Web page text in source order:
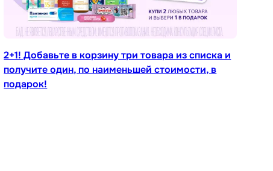
2+1! Добавьте в корзину три товара из списка и
получите один, по наименьшей стоимости, в
подарок!